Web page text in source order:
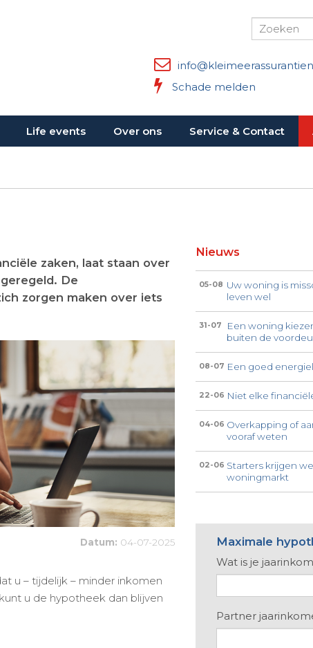
Schade melden
Life events Over ons Service & Contact
zaken, laat staan over
De
zorgen maken over iets
Datum: 04-07-2025
u – tijdelijk – minder inkomen
u de hypotheek dan blijven
Nieuws
05-08 Uw woning is
leven wel
31-07
Een woning
buiten de
08-07 Een goed
22-06 Niet elke
04-06 Overkapping of
vooraf weten
02-06 Starters krijgen
woningmarkt
Maximale
Wat is je
Partner